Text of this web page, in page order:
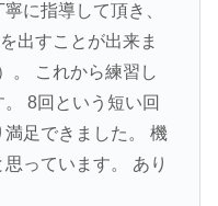
に指導して頂き、
出すことが出来ま
。 これから練習し
8回という短い回
足できました。 機
っています。 あり